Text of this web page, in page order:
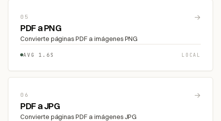
05 →
PDF a PNG
Convierte páginas PDF a imágenes PNG
AVG 1.6S LOCAL
06 →
PDF a JPG
Convierte páginas PDF a imágenes JPG